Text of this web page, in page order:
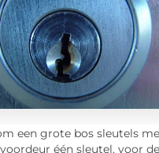
een grote bos sleutels
één sleutel, voor